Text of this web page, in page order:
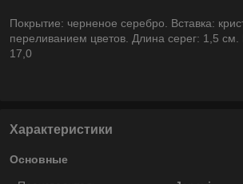
Покрытие: черненое серебро. Вставка:
переливанием цветов. Длина серег: 1,5 см.
17,0
Характеристики
Основные